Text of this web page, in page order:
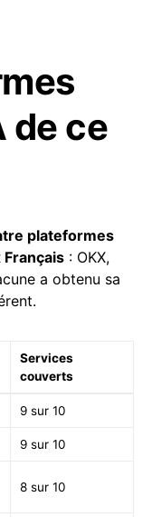
de ce
plateformes
: OKX,
a obtenu sa
Services
couverts
9 sur 10
9 sur 10
8 sur 10